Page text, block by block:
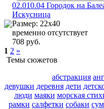
02.010.04 Городок на
Искусница
Размер: 22х40
временно отсутствует
708 руб.
1 2 »
Темы сюжетов
абстракция
девушки деревня дети
люди маяки морская
рамки салфетки собаки